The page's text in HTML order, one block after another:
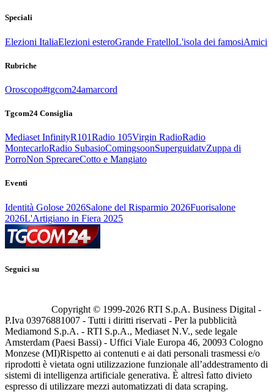
Speciali
Elezioni ItaliaElezioni esteroGrande FratelloL'isola dei famosiAmici
Rubriche
Oroscopo#tgcom24amarcord
Tgcom24 Consiglia
Mediaset InfinityR101Radio 105Virgin RadioRadio
MontecarloRadio SubasioComingsoonSuperguidatvZuppa di
PorroNon SprecareCotto e Mangiato
Eventi
Identità Golose 2026Salone del Risparmio 2026Fuorisalone
2026L'Artigiano in Fiera 2025
Seguici su
Copyright © 1999-2026 RTI S.p.A. Business Digital -
P.Iva 03976881007 - Tutti i diritti riservati - Per la pubblicità
Mediamond S.p.A. - RTI S.p.A., Mediaset N.V., sede legale
Amsterdam (Paesi Bassi) - Uffici Viale Europa 46, 20093 Cologno
Monzese (MI)Rispetto ai contenuti e ai dati personali trasmessi e/o
riprodotti è vietata ogni utilizzazione funzionale all’addestramento di
sistemi di intelligenza artificiale generativa. È altresì fatto divieto
espresso di utilizzare mezzi automatizzati di data scraping.